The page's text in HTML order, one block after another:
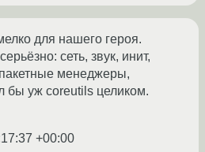
для нашего героя.
сеть, звук, инит,
менеджеры,
бы уж coreutils целиком.
+00:00